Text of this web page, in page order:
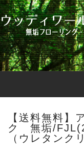
【送料無料
ク 無垢/
（ウレタンク